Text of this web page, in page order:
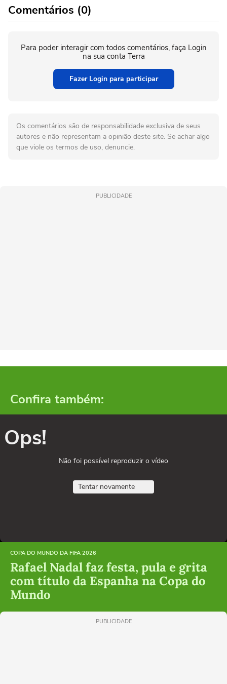
Comentários (0)
Para poder interagir com todos comentários, faça Login
na sua conta Terra
Fazer Login para participar
Os comentários são de responsabilidade exclusiva de seus
autores e não representam a opinião deste site. Se achar algo
que viole os termos de uso, denuncie.
PUBLICIDADE
Confira também:
Ops!
Não foi possível reproduzir o vídeo
Tentar novamente
COPA DO MUNDO DA FIFA 2026
Rafael Nadal faz festa, pula e grita
com título da Espanha na Copa do
Mundo
PUBLICIDADE